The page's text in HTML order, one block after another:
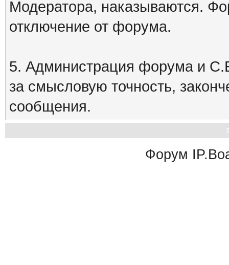
Модератора, наказываются.
отключение от форума.
5. Администрация форума и
за смысловую точность,
сообщения.
Форум